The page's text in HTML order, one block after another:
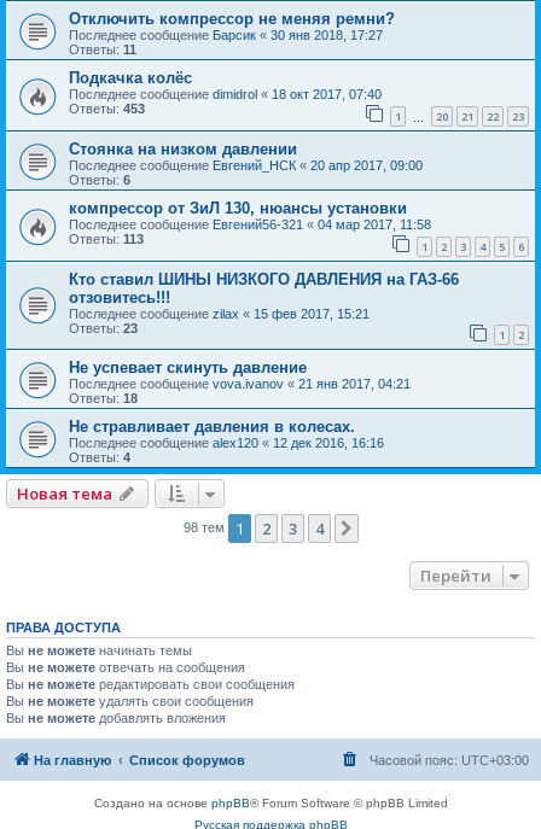
Отключить компрессор не меняя ремни?
Последнее сообщение Барсик « 30 янв 2018, 17:27
Ответы: 11
Подкачка колёс
Последнее сообщение dimidrol « 18 окт 2017, 07:40
Ответы: 453 1 20 21 22 23
Стоянка на низком давлении
Последнее сообщение Евгений_НСК « 20 апр 2017, 09:00
Ответы: 6
компрессор от ЗиЛ 130, нюансы установки
Последнее сообщение Евгений56-321 « 04 мар 2017, 11:58
Ответы: 113 1 2 3 4 5 6
Кто ставил ШИНЫ НИЗКОГО ДАВЛЕНИЯ на ГАЗ-66
отзовитесь!!!
Последнее сообщение zilax « 15 фев 2017, 15:21
Ответы: 23 1 2
Не успевает скинуть давление
Последнее сообщение vova.ivanov « 21 янв 2017, 04:21
Ответы: 18
Не стравливает давления в колесах.
Последнее сообщение alex120 « 12 дек 2016, 16:16
Ответы: 4
Новая тема
98 тем 1 2 3 4
Перейти
ПРАВА ДОСТУПА
Вы не можете начинать темы
Вы не можете отвечать на сообщения
Вы не можете редактировать свои сообщения
Вы не можете удалять свои сообщения
Вы не можете добавлять вложения
На главную Список форумов Часовой пояс: UTC+03:00
Создано на основе phpBB® Forum Software © phpBB Limited
Русская поддержка phpBB